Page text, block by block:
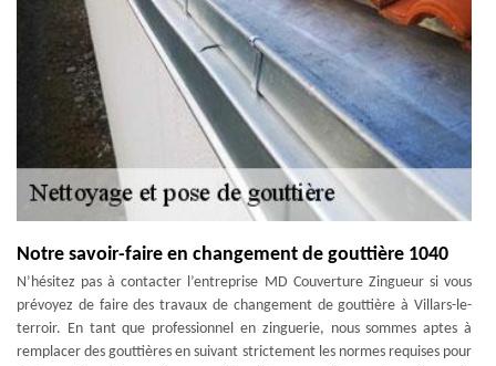
Notre savoir-faire en changement de gouttière 1040
N’hésitez pas à contacter l’entreprise MD Couverture Zingueur si vous
prévoyez de faire des travaux de changement de gouttière à Villars-le-
terroir. En tant que professionnel en zinguerie, nous sommes aptes à
remplacer des gouttières en suivant strictement les normes requises pour